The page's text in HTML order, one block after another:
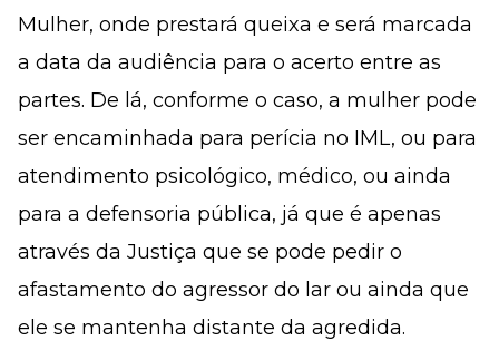
Mulher, onde prestará queixa e será marcada
a data da audiência para o acerto entre as
partes. De lá, conforme o caso, a mulher pode
ser encaminhada para perícia no IML, ou para
atendimento psicológico, médico, ou ainda
para a defensoria pública, já que é apenas
através da Justiça que se pode pedir o
afastamento do agressor do lar ou ainda que
ele se mantenha distante da agredida.